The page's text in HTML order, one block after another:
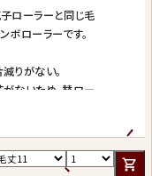
ローラーと同じ毛
ボローラーです。
りがない。
ないため、替ロー
ンチと少し大きい
ンチと大きいが回